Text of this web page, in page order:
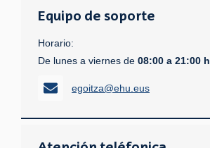
Equipo de soporte
Horario:
De lunes a viernes de 08:00 a 21:00 h
egoitza@ehu.eus